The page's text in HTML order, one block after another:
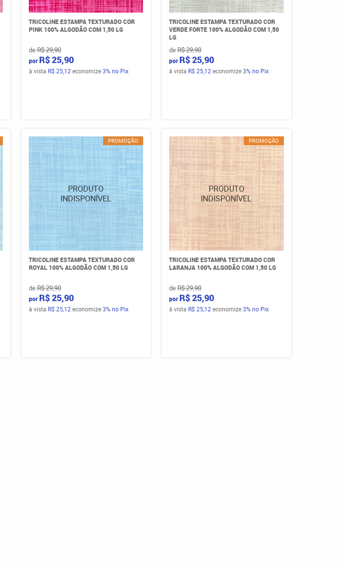
TRICOLINE ESTAMPA TEXTURADO COR
PINK 100% ALGODÃO COM 1,50 LG
deR$ 29,90
por R$ 25,90
à vista R$ 25,12 economize3% no Pix
TRICOLINE ESTAMPA TEXTURADO COR
VERDE FORTE 100% ALGODÃO COM 1,50
LG
deR$ 29,90
por R$ 25,90
à vista R$ 25,12 economize3%no Pix
PROMOÇÃO
TRICOLINE ESTAMPA TEXTURADO COR
ROYAL 100% ALGODÃO COM 1,50 LG
deR$ 29,90
por R$ 25,90
à vista R$ 25,12 economize3% no Pix
PROMOÇÃO
TRICOLINE ESTAMPA TEXTURADO COR
LARANJA 100% ALGODÃO COM 1,50 LG
deR$ 29,90
por R$ 25,90
à vista R$ 25,12 economize3%no Pix